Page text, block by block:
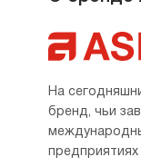
На
бренд, чьи